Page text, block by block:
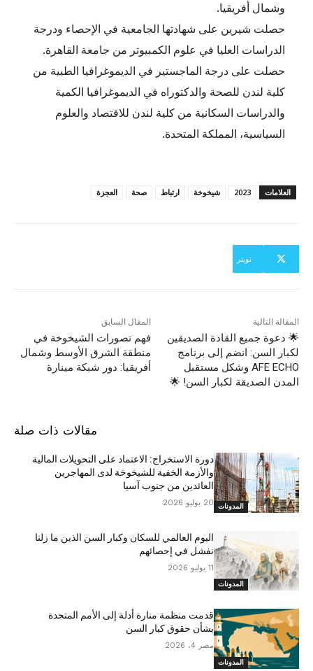
وشمال أفريقيا.
حصلت شيرين على شهادتها الجامعية في الإحصاء ودرجة
الدراسات العليا في علوم الكمبيوتر من جامعة القاهرة.
حصلت على درجة الماجستير في الديموغرافيا الطبية من
كلية لندن للصحة والدكتوراه في الديموغرافيا الكمية
والدراسات السكانية من كلية لندن للاقتصاد والعلوم
السياسية، المملكة المتحدة.
العلامات 2023 شيخوخة ارتباط صحة العجزة
تويتر
المقال السابق
فهم تصورات الشيخوخة في
منطقة الشرق الأوسط وشمال
أفريقيا: دور شبكة مينارة
المقالة التالية
🌟 دعوة جميع القادة الصديقين
لكبار السن: انضم إلى برنامج
AFE ECHO وشكل مستقبل
المدن الصديقة لكبار السن! 🌟
مقالات ذات صلة
المدونات
دورة الاستخراج: الاعتماد على التحويلات المالية
والأزمة الخفية للشيخوخة لدى المهاجرين
العائدين من جنوب آسيا
20 يوليو 2026
المدونات
اليوم العالمي للسكان وكبار السن الذين ما زلنا
نفشل في إحصائهم
11 يوليو 2026
المدونات
قدمت منظمة منارة أدلة إلى الأمم المتحدة
بشأن حقوق كبار السن
مصر 4، 2026